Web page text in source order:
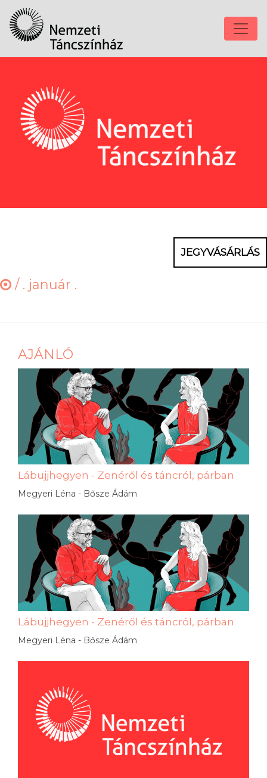
JEGYVÁSÁRLÁS
/ . január .
AJÁNLÓ
Lábujjhegyen - Zenéről és táncról, párban
Megyeri Léna - Bősze Ádám
Lábujjhegyen - Zenéről és táncról, párban
Megyeri Léna - Bősze Ádám